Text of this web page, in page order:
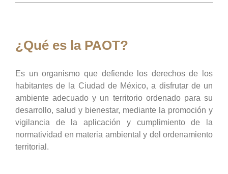
¿Qué es la PAOT?
Es un organismo que defiende los derechos de los
habitantes de la Ciudad de México, a disfrutar de un
ambiente adecuado y un territorio ordenado para su
desarrollo, salud y bienestar, mediante la promoción y
vigilancia de la aplicación y cumplimiento de la
normatividad en materia ambiental y del ordenamiento
territorial.